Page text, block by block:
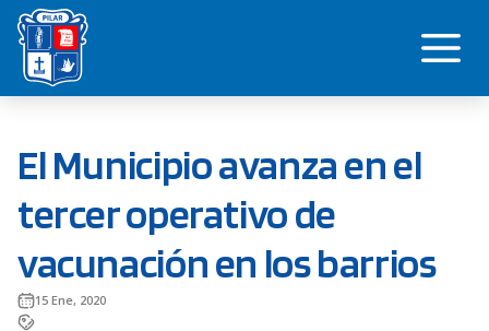
Saltar
contenido
El Municipio avanza en el
tercer operativo de
vacunación en los barrios
15 Ene, 2020